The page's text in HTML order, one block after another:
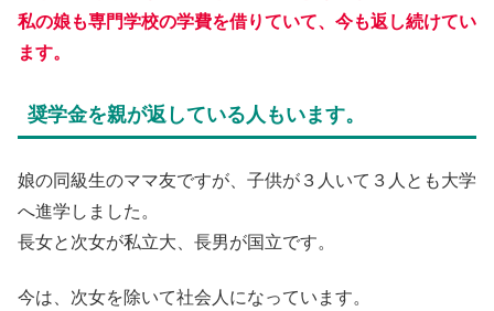
私の娘も専門学校の学費を借りていて、今も返し続けてい
ます。
奨学金を親が返している人もいます。
娘の同級生のママ友ですが、子供が３人いて３人とも大学
へ進学しました。
長女と次女が私立大、長男が国立です。
今は、次女を除いて社会人になっています。